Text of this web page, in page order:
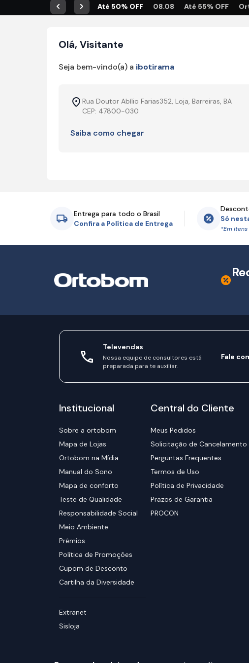
AnteriorPróximoAté 50% OFF 08.08 Até 55% OFF
Olá, Visitante
Seja bem-vindo(a) a ibotirama
Rua Doutor Abílio Farias352, Loja, Barreiras, BA
CEP: 47800-030
Saiba como chegar
Entrega para todo o Brasil
Confira a Política de Entrega
Só
*Em
Televendas
Nossa equipe de consultores está
preparada para te auxiliar.
Fale
Institucional
Sobre a ortobom
Mapa de Lojas
Ortobom na Mídia
Manual do Sono
Mapa de conforto
Teste de Qualidade
Responsabilidade Social
Meio Ambiente
Prêmios
Política de Promoções
Cupom de Desconto
Cartilha da Diversidade
Extranet
Sisloja
Central do Cliente
Meus Pedidos
Solicitação de Cancelamento
Perguntas Frequentes
Termos de Uso
Política de Privacidade
Prazos de Garantia
PROCON